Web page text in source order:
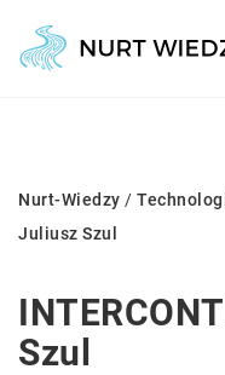
Nurt-Wiedzy /
Juliusz Szul
Szul